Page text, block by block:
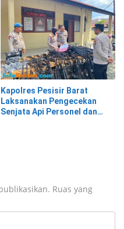
Kapolres Pesisir Barat
Laksanakan Pengecekan
Senjata Api Personel dan
Ruas yang